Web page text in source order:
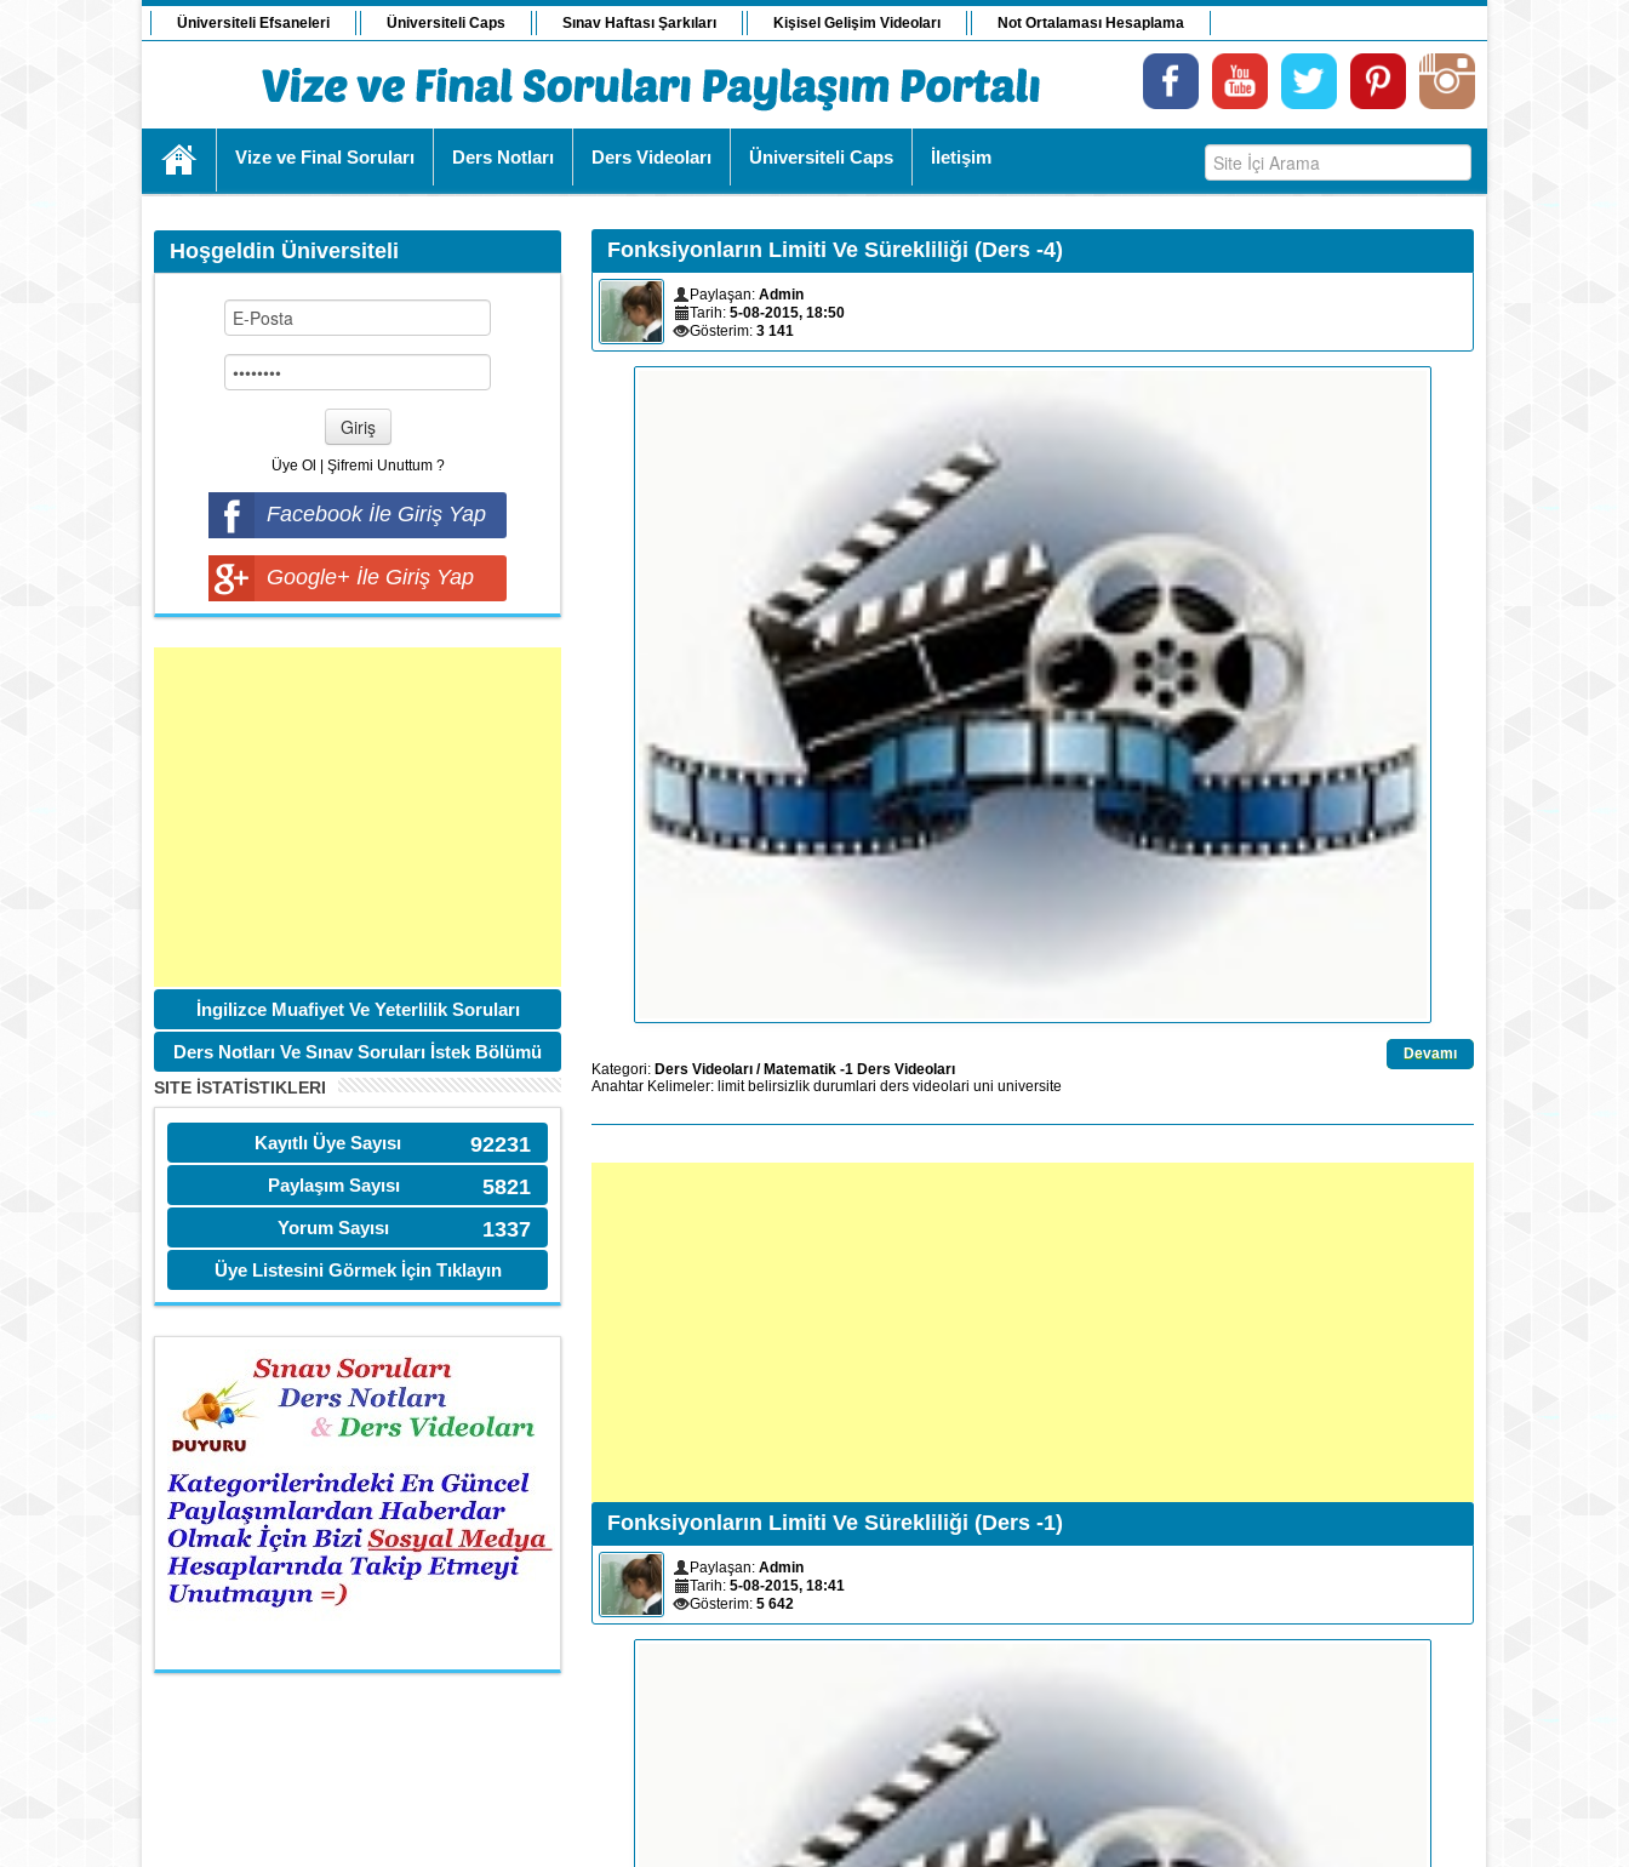
Üniversiteli Efsaneleri Üniversiteli Caps Sınav Haftası Şarkıları Kişisel Gelişim Videoları Not Ortalaması Hesaplama
Vize ve Final Soruları Ders Notları Ders Videoları Üniversiteli Caps İletişim
Hoşgeldin Üniversiteli
Giriş
Üye Ol Şifremi Unuttum ?
Facebook İle Giriş Yap
Google+ İle Giriş Yap
İngilizce Muafiyet Ve Yeterlilik Soruları
Ders Notları Ve Sınav Soruları İstek Bölümü
SITE İSTATİSTIKLERI
92231
Kayıtlı Üye Sayısı
5821
Paylaşım Sayısı
1337
Yorum Sayısı
Üye Listesini Görmek İçin Tıklayın
Fonksiyonların Limiti Ve Sürekliliği (Ders -4)
Paylaşan: Admin
Tarih: 5-08-2015, 18:50
Gösterim: 3 141
Devamı
Kategori: Ders Videoları / Matematik -1 Ders Videoları
Anahtar Kelimeler: limit belirsizlik durumlari ders videolari uni universite
Fonksiyonların Limiti Ve Sürekliliği (Ders -1)
Paylaşan: Admin
Tarih: 5-08-2015, 18:41
Gösterim: 5 642